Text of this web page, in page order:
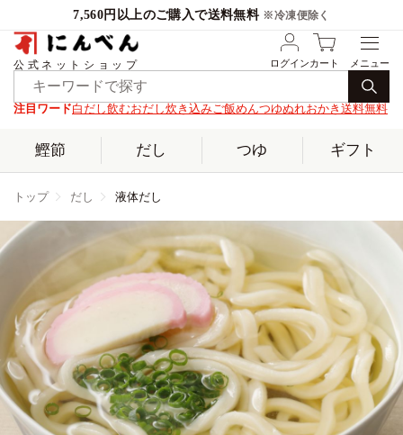
7,560円以上のご購入で送料無料 ※冷凍便除く
公式ネットショップ ログインカート
注目ワード白だし飲むおだし炊き込みご飯めんつゆぬれおかき 送料無料
鰹節 だし つゆ ギフト
トップ だし 液体だし